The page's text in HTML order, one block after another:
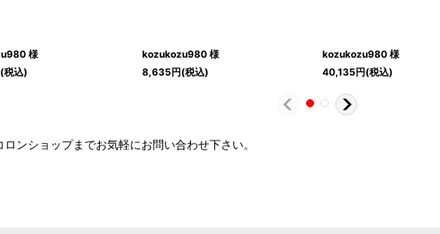
様
(税込)
kozukozu980 様
8,635円(税込)
kozukozu980 様
40,135円(税込)
ンショップまでお気軽にお問い合わせ下さい。